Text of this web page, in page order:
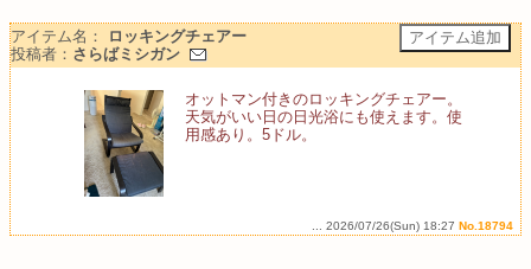
アイテム名：
ロッキングチェアー
投稿者： さらばミシガン
オットマン付きのロッキングチェアー。
天気がいい日の日光浴にも使えます。使
用感あり。5ドル。
... 2026/07/26(Sun) 18:27 No.18794